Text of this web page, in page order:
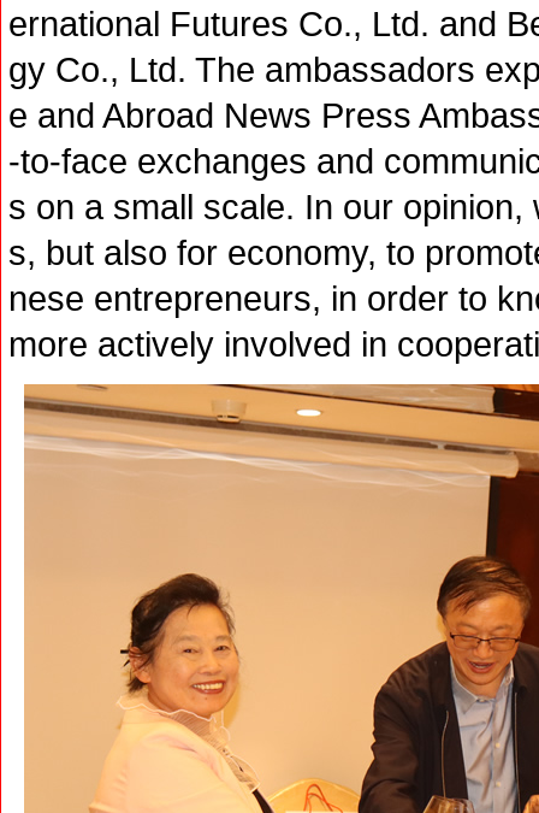
ernational Futures Co., Ltd. and
gy Co., Ltd. The ambassadors
e and Abroad News Press
-to-face exchanges and
s on a small scale. In our
s, but also for economy, to
nese entrepreneurs, in order to
more actively involved in